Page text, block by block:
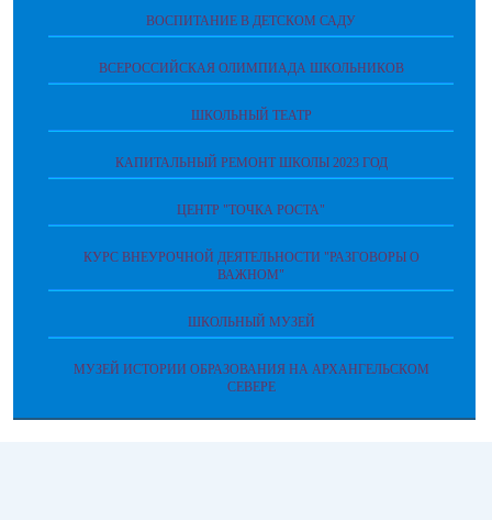
ВОСПИТАНИЕ В ДЕТСКОМ САДУ
ВСЕРОССИЙСКАЯ ОЛИМПИАДА ШКОЛЬНИКОВ
ШКОЛЬНЫЙ ТЕАТР
КАПИТАЛЬНЫЙ РЕМОНТ ШКОЛЫ 2023 ГОД
ЦЕНТР "ТОЧКА РОСТА"
КУРС ВНЕУРОЧНОЙ ДЕЯТЕЛЬНОСТИ "РАЗГОВОРЫ О
ВАЖНОМ"
ШКОЛЬНЫЙ МУЗЕЙ
МУЗЕЙ ИСТОРИИ ОБРАЗОВАНИЯ НА АРХАНГЕЛЬСКОМ
СЕВЕРЕ